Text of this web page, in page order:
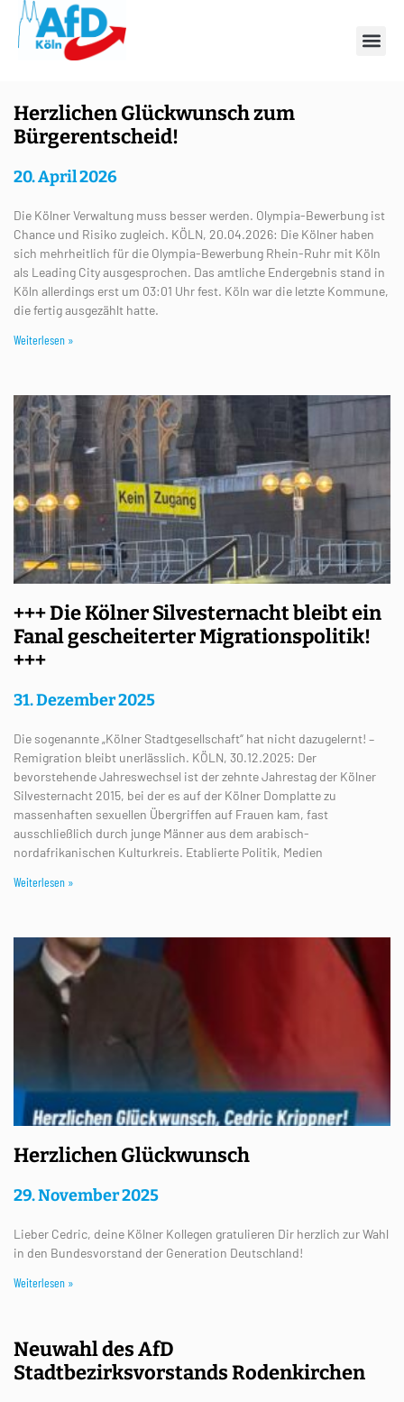
Schlagwort: AfD
Herzlichen Glückwunsch zum
Bürgerentscheid!
20. April 2026
Die Kölner Verwaltung muss besser werden. Olympia-Bewerbung ist
Chance und Risiko zugleich. KÖLN, 20.04.2026: Die Kölner haben
sich mehrheitlich für die Olympia-Bewerbung Rhein-Ruhr mit Köln
als Leading City ausgesprochen. Das amtliche Endergebnis stand in
Köln allerdings erst um 03:01 Uhr fest. Köln war die letzte Kommune,
die fertig ausgezählt hatte.
Weiterlesen »
+++ Die Kölner Silvesternacht bleibt ein
Fanal gescheiterter Migrationspolitik!
+++
31. Dezember 2025
Die sogenannte „Kölner Stadtgesellschaft“ hat nicht dazugelernt! –
Remigration bleibt unerlässlich. KÖLN, 30.12.2025: Der
bevorstehende Jahreswechsel ist der zehnte Jahrestag der Kölner
Silvesternacht 2015, bei der es auf der Kölner Domplatte zu
massenhaften sexuellen Übergriffen auf Frauen kam, fast
ausschließlich durch junge Männer aus dem arabisch-
nordafrikanischen Kulturkreis. Etablierte Politik, Medien
Weiterlesen »
Herzlichen Glückwunsch
29. November 2025
Lieber Cedric, deine Kölner Kollegen gratulieren Dir herzlich zur Wahl
in den Bundesvorstand der Generation Deutschland!
Weiterlesen »
Neuwahl des AfD
Stadtbezirksvorstands Rodenkirchen